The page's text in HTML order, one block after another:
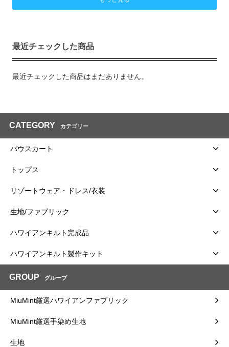
最近チェックした商品
最近チェックした商品はまだありません。
CATEGORY カテゴリー
パウスカート
トップス
リゾートウェア・ドレス/衣装
生地/ファブリック
ハワイアンキルト完成品
ハワイアンキルト製作キット
GROUP グループ
MiuMint厳選ハワイアンファブリック
MiuMint厳選手染め生地
生地